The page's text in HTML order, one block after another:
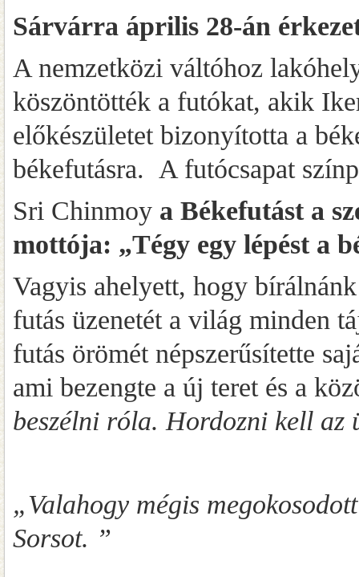
Sárvárra április 28-án
A nemzetközi váltóhoz
köszöntötték a futókat, akik
előkészületet bizonyította a
békefutásra. A futócsapat
Sri Chinmoy a Békefutást a
mottója: „Tégy egy lépést a
Vagyis ahelyett, hogy
futás üzenetét a világ minden
futás örömét népszerűsítette
ami bezengte a új teret és a
beszélni róla. Hordozni kell az
„Valahogy mégis
Sorsot. ”